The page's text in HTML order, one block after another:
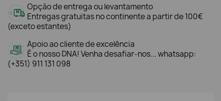
Opção de entrega ou levantamento
Entregas gratuitas no continente a partir de 100€
(exceto estantes)
Apoio ao cliente de excelência
É o nosso DNA! Venha desafiar-nos... whatsapp:
(+351) 911 131 098